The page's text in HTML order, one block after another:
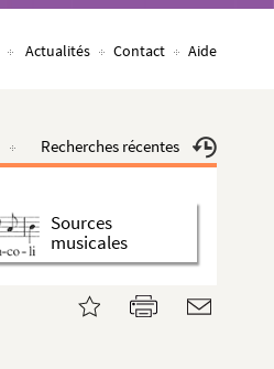
Actualités Contact Aide
Recherches récentes
Sources
musicales